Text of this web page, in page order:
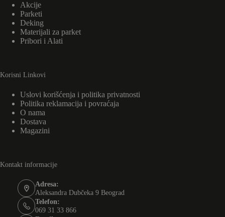
Akcije
Parketi
Deking
Materijali za parket
Pribori i Alati
Korisni Linkovi
Uslovi korišćenja i politika privatnosti
Politika reklamacija i povraćaja
O nama
Dostava
Magazini
Kontakt informacije
Adresa:
Aleksandra Dubčeka 9 Beograd
Telefon:
069 31 33 866